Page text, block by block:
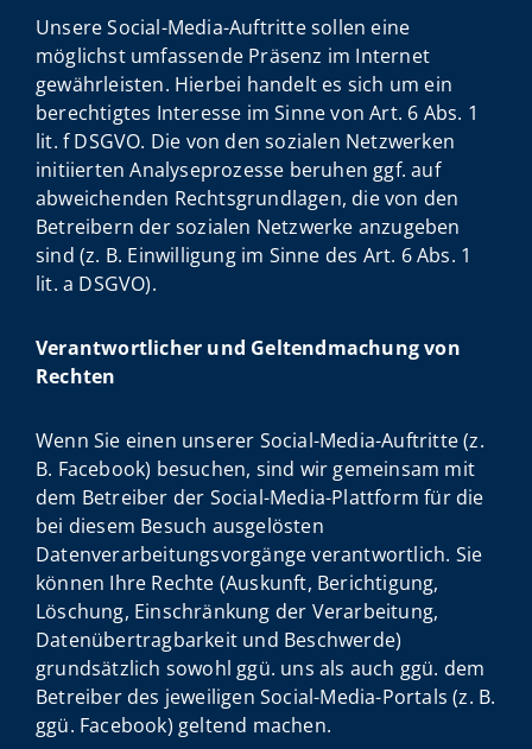
Unsere Social-Media-Auftritte sollen eine
möglichst umfassende Präsenz im Internet
gewährleisten. Hierbei handelt es sich um ein
berechtigtes Interesse im Sinne von Art. 6 Abs. 1
lit. f DSGVO. Die von den sozialen Netzwerken
initiierten Analyseprozesse beruhen ggf. auf
abweichenden Rechtsgrundlagen, die von den
Betreibern der sozialen Netzwerke anzugeben
sind (z. B. Einwilligung im Sinne des Art. 6 Abs. 1
lit. a DSGVO).
Verantwortlicher und Geltendmachung von
Rechten
Wenn Sie einen unserer Social-Media-Auftritte (z.
B. Facebook) besuchen, sind wir gemeinsam mit
dem Betreiber der Social-Media-Plattform für die
bei diesem Besuch ausgelösten
Datenverarbeitungsvorgänge verantwortlich. Sie
können Ihre Rechte (Auskunft, Berichtigung,
Löschung, Einschränkung der Verarbeitung,
Datenübertragbarkeit und Beschwerde)
grundsätzlich sowohl ggü. uns als auch ggü. dem
Betreiber des jeweiligen Social-Media-Portals (z. B.
ggü. Facebook) geltend machen.